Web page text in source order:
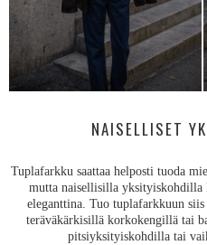
NAISELLISET
Tuplafarkku saattaa helposti tuoda
mutta naisellisilla yksityiskohdilla
eleganttina. Tuo tuplafarkkuun
teräväkärkisillä korkokengillä tai
pitsiyksityiskohdilla tai